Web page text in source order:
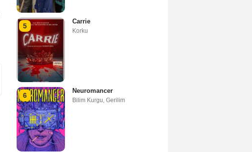
5
Carrie
Korku
6
Neuromancer
Bilim Kurgu, Gerilim